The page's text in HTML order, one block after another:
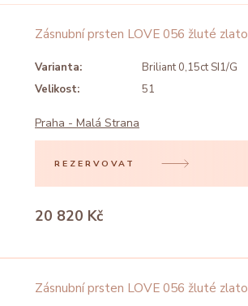
Zásnubní prsten LOVE 056 žluté zlato
Varianta:
Briliant 0,15ct SI1/G
Velikost:
51
Praha - Malá Strana
REZERVOVAT
20 820 Kč
Zásnubní prsten LOVE 056 žluté zlato